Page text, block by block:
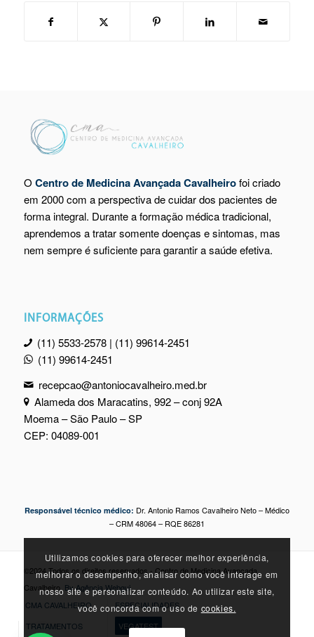
O Centro de Medicina Avançada Cavalheirofoi criado
em 2000 com a perspectiva de cuidar dos pacientes de
forma integral. Durante a formação médica tradicional,
aprendemos a tratar somente doenças e sintomas, mas
nem sempre é suficiente para garantir a saúde efetiva.
INFORMAÇÕES
(11) 5533-2578 | (11) 99614-2451
(11) 99614-2451
recepcao@antoniocavalheiro.med.br
Alameda dos Maracatins, 992 – conj 92A
Moema – São Paulo – SP
CEP: 04089-001
Responsável técnico médico: Dr. Antonio Ramos Cavalheiro Neto – Médico
– CRM 48064 – RQE 86281
©2024 Todos os direitos reservados - Centro de Medicina Avançada
Cavalheiro. By Agência Webgui
CMA CAVALHEIRO
ESPECIALIDADES
TRATAMENTOS
VEGATEST
Utilizamos cookies para oferecer melhor experiência,
melhorar o desempenho, analisar como você interage em
nosso site e personalizar conteúdo. Ao utilizar este site,
você concorda com o uso de cookies.